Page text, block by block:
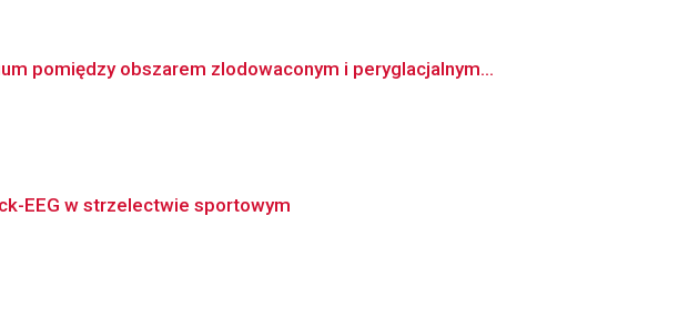
pomiędzy obszarem zlodowaconym i peryglacjalnym...
EEG w strzelectwie sportowym